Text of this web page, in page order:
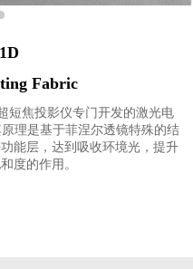
Fabric
短焦投影仪专门开发的激光电
理是基于菲涅尔透镜特殊的结
能层，达到吸收环境光，提升
度的作用。